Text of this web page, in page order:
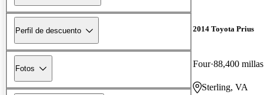
Perfil de descuento
Fotos
2014 Toyota Prius
Four 88,400 millas
Sterling, VA